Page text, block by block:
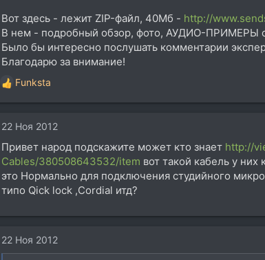
Вот здесь - лежит ZIP-файл, 40Мб - http://
В нем - подробный обзор, фото, АУДИО-ПРИМЕРЫ
Было бы интересно послушать комментарии
Благодарю за внимание!
Р
е
к
и
и
:
Funksta
22 Ноя 2012
Привет народ подскажите может кто знает http://
Cables/380508643532/item вот такой кабель у них
это Нормально для подключения студийного
типо Qick lock ,Cordial итд?
22 Ноя 2012